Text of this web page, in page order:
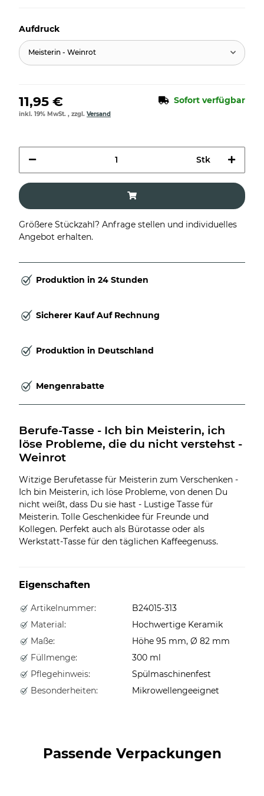
Aufdruck
Meisterin - Weinrot
11,95 € Sofort verfügbar
inkl. 19% MwSt. , zzgl. Versand
Stk
Größere Stückzahl? Anfrage stellen und individuelles
Angebot erhalten.
Produktion in 24 Stunden
Sicherer Kauf Auf Rechnung
Produktion in Deutschland
Mengenrabatte
Berufe-Tasse - Ich bin Meisterin, ich
löse Probleme, die du nicht verstehst -
Weinrot
Witzige Berufetasse für Meisterin zum Verschenken -
Ich bin Meisterin, ich löse Probleme, von denen Du
nicht weißt, dass Du sie hast - Lustige Tasse für
Meisterin. Tolle Geschenkidee für Freunde und
Kollegen. Perfekt auch als Bürotasse oder als
Werkstatt-Tasse für den täglichen Kaffeegenuss.
Eigenschaften
Artikelnummer:
B24015-313
Material:
Hochwertige Keramik
Maße:
Höhe 95 mm, Ø 82 mm
Füllmenge:
300 ml
Pflegehinweis:
Spülmaschinenfest
Besonderheiten:
Mikrowellengeeignet
Passende Verpackungen